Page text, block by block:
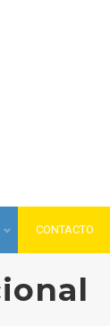
CONTACTO